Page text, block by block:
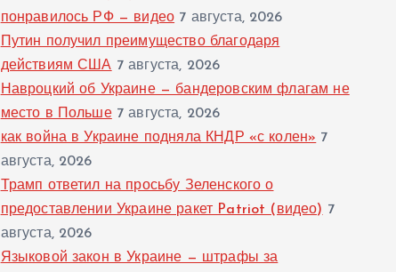
понравилось РФ — видео 7 августа, 2026
Путин получил преимущество благодаря
действиям США 7 августа, 2026
Навроцкий об Украине — бандеровским флагам не
место в Польше 7 августа, 2026
как война в Украине подняла КНДР «с колен» 7
августа, 2026
Трамп ответил на просьбу Зеленского о
предоставлении Украине ракет Patriot (видео) 7
августа, 2026
Языковой закон в Украине — штрафы за